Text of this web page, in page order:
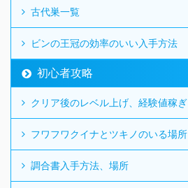
古代巣一覧
ビンの王冠の効率のいい入手方法
初心者攻略
クリア後のレベル上げ、経験値稼ぎ
フワフワクイナとツキノのいる場所
調合書入手方法、場所